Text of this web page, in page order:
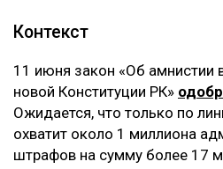
Контекст
11 июня закон «Об амнистии
новой Конституции РК»
Ожидается, что только по
охватит около 1 миллиона
штрафов на сумму более 17